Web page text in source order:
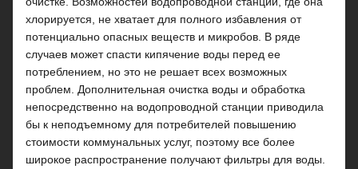
хлорируется, не хватает для полного избавления от
потенциально опасных веществ и микробов. В ряде
случаев может спасти кипячение воды перед ее
потреблением, но это не решает всех возможных
проблем. Дополнительная очистка воды и обработка
непосредственно на водопроводной станции приводила
бы к неподъемному для потребителей повышению
стоимости коммунальных услуг, поэтому все более
широкое распространение получают фильтры для воды.